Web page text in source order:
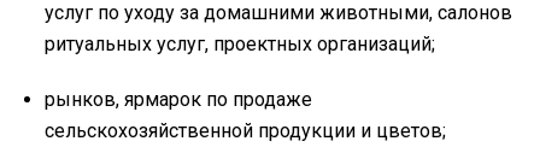
услуг по уходу за домашними животными, салонов
ритуальных услуг, проектных организаций;
рынков, ярмарок по продаже
сельскохозяйственной продукции и цветов;